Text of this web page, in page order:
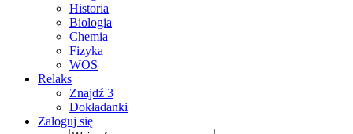
Historia
Biologia
Chemia
Fizyka
WOS
Relaks
Znajdź 3
Dokładanki
Zaloguj się